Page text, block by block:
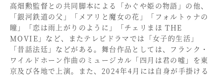
高畑勲監督との共同脚本による「かぐや姫の物語」の他、
「銀河鉄道の父」「メアリと魔女の花」「フォルトゥナの
瞳」「恋は雨上がりのように」「チェリまほ THE
MOVIE」など、またテレビドラマでは「女子的生活」
「昔話法廷」などがある。舞台作品としては、フランク・
ワイルドホーン作曲のミュージカル「四月は君の嘘」を東
京及び各地で上演。また、2024年4月には自身が手掛ける